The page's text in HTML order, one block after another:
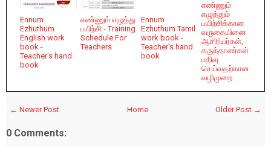
Ennum
Ezhuthum
English work
book -
Teacher's hand
book
எண்ணும் எழுத்து
பயிற்சி - Training
Schedule For
Teachers
Ennum
Ezhuthum Tamil
work book -
Teacher's hand
book
எண்ணும்
எழுத்தும்
பயிற்சிக்கான
வருகையினை
ஆசிரியர்கள்,
கருத்தாளர்கள்
பதிவு
செய்வதற்கான
வழிமுறை
← Newer Post Older Post →
Home
0 Comments: